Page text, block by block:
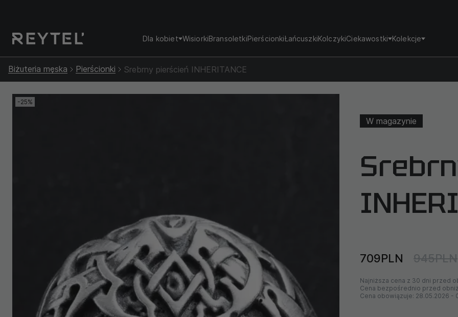
Dla kobiet WisiorkiBransoletkiPierścionkiŁańcuszkiKolczykiCiekawostki Kolekcje
Biżuteria męska Pierścionki Srebrny pierścień INHERITANCE
-25%
W magazynie
709PLN 945PLN
Najniższa cena z 30 dni przed
Cena bezpośrednio przed
Cena obowiązuje: 28.05.2026 -